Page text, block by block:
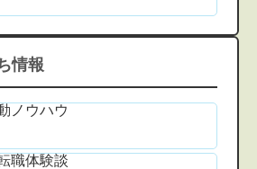
情報
ノウハウ
職体験談